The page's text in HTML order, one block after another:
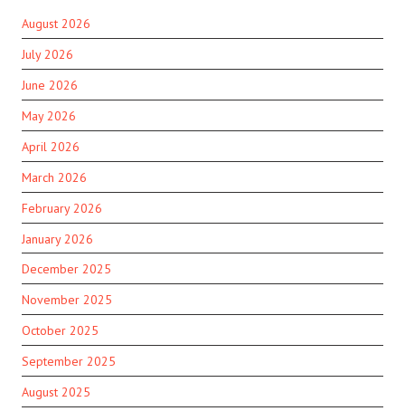
August 2026
July 2026
June 2026
May 2026
April 2026
March 2026
February 2026
January 2026
December 2025
November 2025
October 2025
September 2025
August 2025